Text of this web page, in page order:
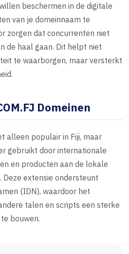
beschermen in de digitale
van je domeinnaam te
zorgen dat concurrenten niet
de haal gaan. Dit helpt niet
te waarborgen, maar versterkt
Domeinen
alleen populair in Fiji, maar
gebruikt door internationale
en producten aan de lokale
extensie ondersteunt
(IDN), waardoor het
talen en scripts een sterke
bouwen.